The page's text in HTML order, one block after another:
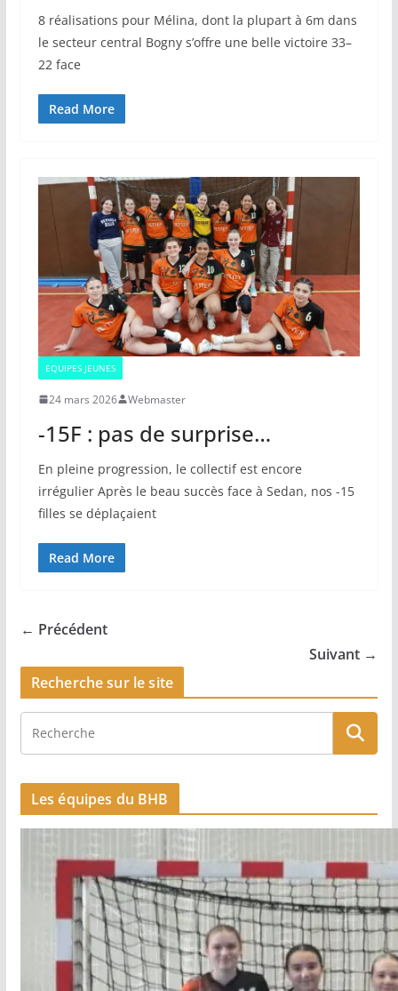
8 réalisations pour Mélina, dont la plupart à 6m dans
le secteur central Bogny s’offre une belle victoire 33–
22 face
Read More
EQUIPES JEUNES
24 mars 2026 Webmaster
-15F : pas de surprise…
En pleine progression, le collectif est encore
irrégulier Après le beau succès face à Sedan, nos -15
filles se déplaçaient
Read More
← Précédent
Suivant →
Recherche sur le site
Les équipes du BHB